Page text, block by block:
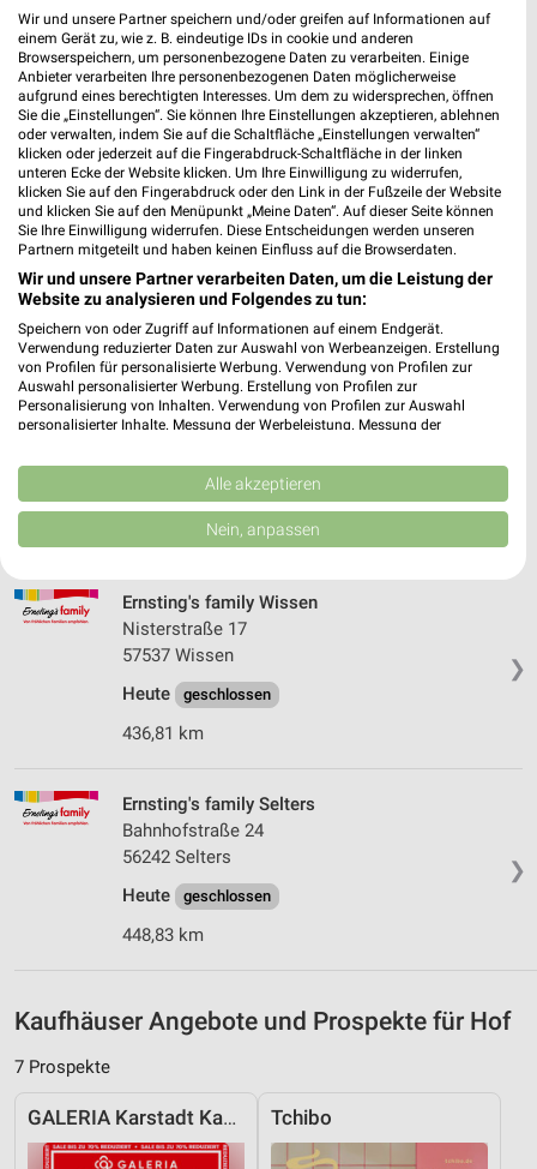
Am Bahnhof 40
57072 Siegen
Heute geschlossen
413,89 km • Angebote: 5 Prospekte
Ernsting's family Siegen
Bahnhofstraße 9
57072 Siegen
Heute geschlossen
413,70 km
❯
KODi Wissen (Sieg)
Rathausstraße 24
geschlossen
❯
Ernsting's family Wissen
Nisterstraße 17
57537 Wissen
Heute
geschlossen
436,81 km
❯
Ernsting's family Selters
Bahnhofstraße 24
56242 Selters
Heute
geschlossen
448,83 km
Kaufhäuser Angebote und Prospekte für Hof
7 Prospekte
GALERIA Karstadt Kaufhof Tchibo
Wir und unsere Partner speichern und/oder greifen auf Informationen auf
einem Gerät zu, wie z. B. eindeutige IDs in cookie und anderen
Browserspeichern, um personenbezogene Daten zu verarbeiten. Einige
Anbieter verarbeiten Ihre personenbezogenen Daten möglicherweise
aufgrund eines berechtigten Interesses. Um dem zu widersprechen, öffnen
Sie die „Einstellungen“. Sie können Ihre Einstellungen akzeptieren, ablehnen
oder verwalten, indem Sie auf die Schaltfläche „Einstellungen verwalten“
klicken oder jederzeit auf die Fingerabdruck-Schaltfläche in der linken
unteren Ecke der Website klicken. Um Ihre Einwilligung zu widerrufen,
klicken Sie auf den Fingerabdruck oder den Link in der Fußzeile der Website
und klicken Sie auf den Menüpunkt „Meine Daten“. Auf dieser Seite können
Sie Ihre Einwilligung widerrufen. Diese Entscheidungen werden unseren
Partnern mitgeteilt und haben keinen Einfluss auf die Browserdaten.
Wir und unsere Partner verarbeiten Daten, um die Leistung der
Website zu analysieren und Folgendes zu tun:
Speichern von oder Zugriff auf Informationen auf einem Endgerät.
Verwendung reduzierter Daten zur Auswahl von Werbeanzeigen. Erstellung
von Profilen für personalisierte Werbung. Verwendung von Profilen zur
Auswahl personalisierter Werbung. Erstellung von Profilen zur
Personalisierung von Inhalten. Verwendung von Profilen zur Auswahl
personalisierter Inhalte. Messung der Werbeleistung. Messung der
Kombinationen von Daten aus verschiedenen Quellen. Entwicklung und
Verbesserung der Angebote. Verwendung reduzierter Daten zur Auswahl
von Inhalten.
Daten können außerhalb der Europäischen Union weitergegeben und in die
Website/App.
Partnerliste anzeigen (1 IAB-Anbieter)
Wir nutzen Ihre Daten für folgende Zwecke:
Speichern von oder Zugriff auf Informationen
auf einem Endgerät
Werbeanzeigen
Erstellung von Profilen für personalisierte
Verwendung von Profilen zur Auswahl
personalisierter Werbung
von Inhalten
Verwendung von Profilen zur Auswahl
personalisierter Inhalte
Messung der Werbeleistung
Alle akzeptieren
Nein, anpassen